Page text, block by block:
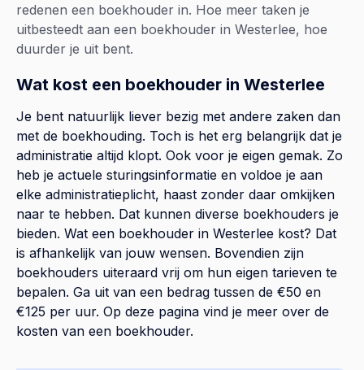
redenen een boekhouder in. Hoe meer taken je
uitbesteedt aan een boekhouder in Westerlee, hoe
duurder je uit bent.
Wat kost een boekhouder in Westerlee
Je bent natuurlijk liever bezig met andere zaken dan
met de boekhouding. Toch is het erg belangrijk dat je
administratie altijd klopt. Ook voor je eigen gemak. Zo
heb je actuele sturingsinformatie en voldoe je aan
elke administratieplicht, haast zonder daar omkijken
naar te hebben. Dat kunnen diverse boekhouders je
bieden. Wat een boekhouder in Westerlee kost? Dat
is afhankelijk van jouw wensen. Bovendien zijn
boekhouders uiteraard vrij om hun eigen tarieven te
bepalen. Ga uit van een bedrag tussen de €50 en
€125 per uur. Op deze pagina vind je meer over de
kosten van een boekhouder.